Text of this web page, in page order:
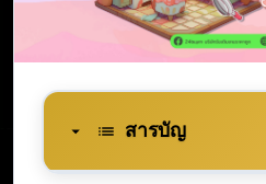
สารบัญ